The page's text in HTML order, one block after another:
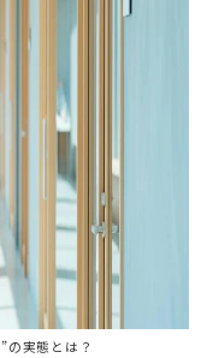
”の実態とは？